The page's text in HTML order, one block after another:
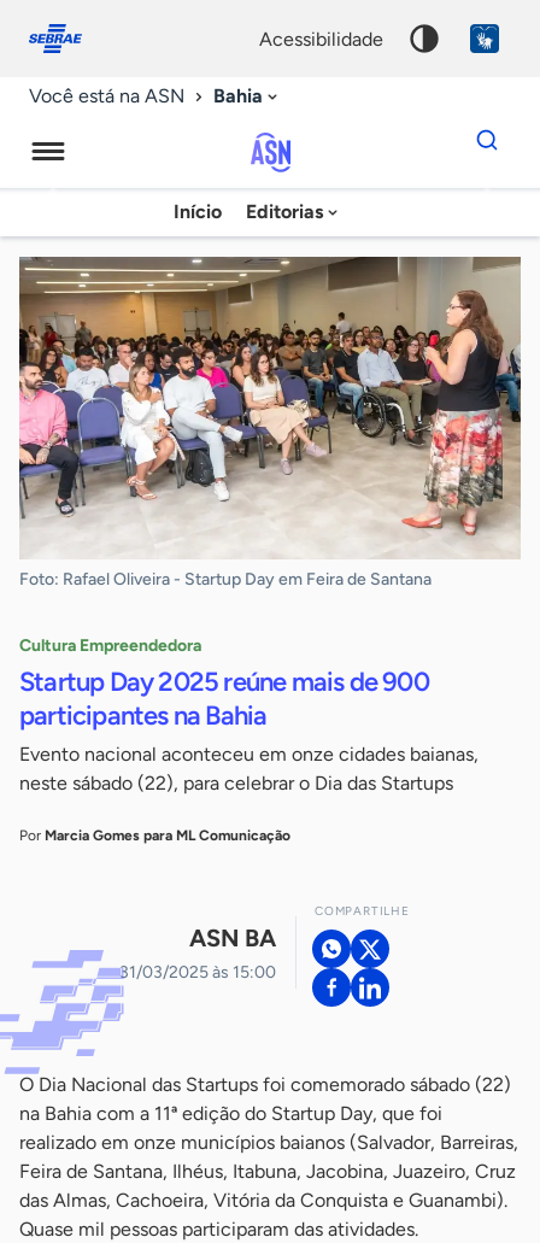
conosco
acessibilidade
Você está na ASN Bahia
Agência
Sebrae
de
Notícias
Início Editorias
Dados
para
chave
Foto: Rafael Oliveira - Startup Day em Feira de Santana
Cultura Empreendedora
Startup Day 2025 reúne mais de 900
participantes na Bahia
Evento nacional aconteceu em onze cidades baianas,
neste sábado (22), para celebrar o Dia das Startups
Por Marcia Gomes para ML Comunicação
ASN BA
31/03/2025 às 15:00
COMPARTILHE
O Dia Nacional das Startups foi comemorado sábado (22)
na Bahia com a 11ª edição do Startup Day, que foi
realizado em onze municípios baianos (Salvador, Barreiras,
Feira de Santana, Ilhéus, Itabuna, Jacobina, Juazeiro, Cruz
das Almas, Cachoeira, Vitória da Conquista e Guanambi).
Quase mil pessoas participaram das atividades.